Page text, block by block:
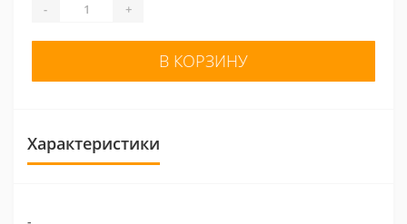
- +
В КОРЗИНУ
Характеристики